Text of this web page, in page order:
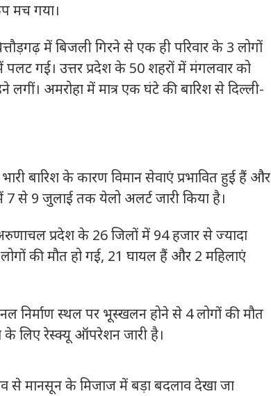
मच गया।
में बिजली गिरने से एक ही परिवार के 3 लोगों
पलट गई। उत्तर प्रदेश के 50 शहरों में मंगलवार को
लगीं। अमरोहा में मात्र एक घंटे की बारिश से दिल्ली-
भारी बारिश के कारण विमान सेवाएं प्रभावित हुई हैं और
से 9 जुलाई तक येलो अलर्ट जारी किया है।
प्रदेश के 26 जिलों में 94 हजार से ज्यादा
की मौत हो गई, 21 घायल हैं और 2 महिलाएं
निर्माण स्थल पर भूस्खलन होने से 4 लोगों की मौत
लिए रेस्क्यू ऑपरेशन जारी है।
से मानसून के मिजाज में बड़ा बदलाव देखा जा